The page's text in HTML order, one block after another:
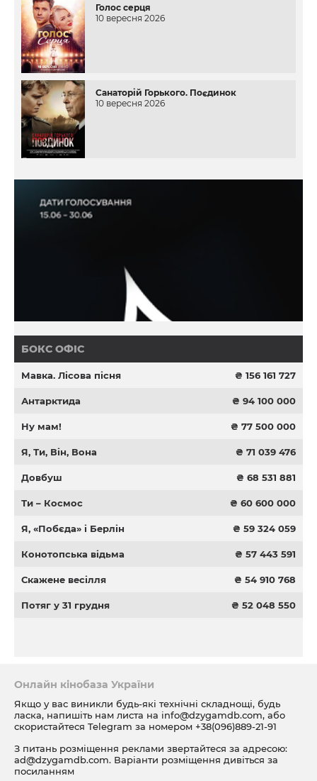
Голос серця
10 вересня 2026
Санаторій Горького. Поєдинок
10 вересня 2026
БОКС ОФІС
Мавка. Лісова пісня ₴ 156 161 727
Антарктида ₴ 94 100 000
Ну мам! ₴ 77 500 000
Я, Ти, Він, Вона ₴ 71 039 476
Довбуш ₴ 68 531 881
Ти – Космос ₴ 60 600 000
Я, «Побєда» і Берлін ₴ 59 324 059
Конотопська відьма ₴ 57 443 591
Скажене весілля ₴ 54 910 768
Потяг у 31 грудня ₴ 52 048 550
Онлайн кінобаза України
Якщо у вас виникли будь-які технічні складнощі, будь
ласка, напишіть нам листа на info@dzygamdb.com, або
скористайтеся Telegram за номером +38(096)889-21-91
З питань розміщення реклами звертайтеся за адресою:
ad@dzygamdb.com. Варіанти розміщення дивіться за
посиланням